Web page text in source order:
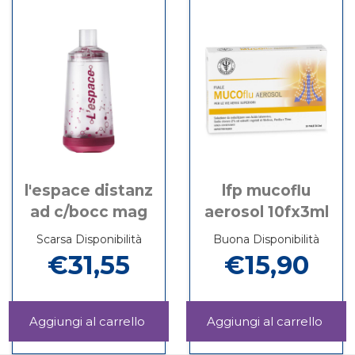
l'espace distanz
ad c/bocc mag
Scarsa Disponibilità
€31,55
Aggiungi L'ESPACE
AD
Informazioni
lfp mucoflu
aerosol 10fx3ml
Buona Disponibilità
€15,90
Informazioni